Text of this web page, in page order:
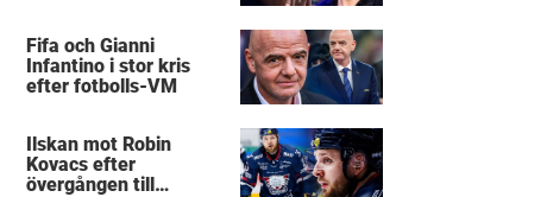
Fifa och Gianni
Infantino i stor kris
efter fotbolls-VM
Ilskan mot Robin
Kovacs efter
övergången till